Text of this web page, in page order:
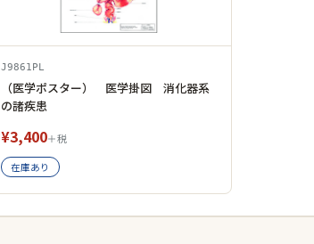
J9861PL
（医学ポスター） 医学掛図 消化器系
の諸疾患
¥3,400＋税
在庫あり